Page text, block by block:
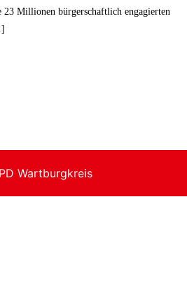
23 Millionen bürgerschaftlich engagierten
Wartburgkreis